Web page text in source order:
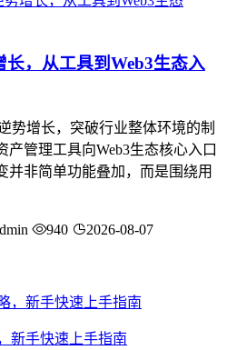
，从工具到Web3生态入
势增长，突破行业整体环境的制
产管理工具向Web3生态核心入口
并非简单功能叠加，而是围绕用
940 2026-08-07
新手快速上手指南